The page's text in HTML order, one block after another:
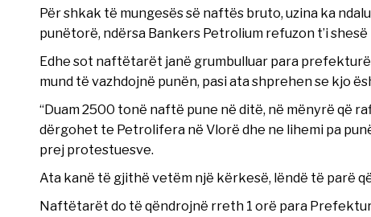
Për shkak të mungesës së naftës bruto, uzina ka
punëtorë, ndërsa Bankers Petrolium refuzon t’i
Edhe sot naftëtarët janë grumbulluar para
mund të vazhdojnë punën, pasi ata shprehen se kjo
“Duam 2500 tonë naftë pune në ditë, në mënyrë që
dërgohet te Petrolifera në Vlorë dhe ne lihemi pa
prej protestuesve.
Ata kanë të gjithë vetëm një kërkesë, lëndë të parë
Naftëtarët do të qëndrojnë rreth 1 orë para